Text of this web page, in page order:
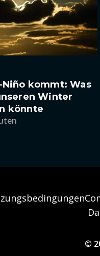
Niño kommt: Was
Winter
könnte
©